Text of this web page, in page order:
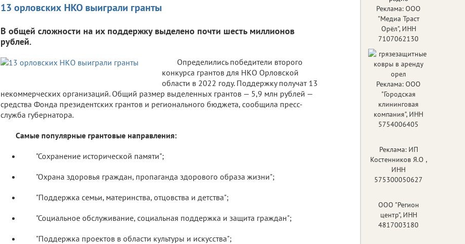
13 орловских НКО выиграли гранты
В общей сложности на их поддержку выделено почти шесть миллионов
рублей.
Определились победители второго
конкурса грантов для НКО Орловской
области в 2022 году. Поддержку получат 13
некоммерческих организаций. Общий размер выделенных грантов — 5,9 млн рублей —
средства Фонда президентских грантов и регионального бюджета, сообщила пресс-
служба губернатора.
Самые популярные грантовые направления:
"Сохранение исторической памяти";
"Охрана здоровья граждан, пропаганда здорового образа жизни";
"Поддержка семьи, материнства, отцовства и детства";
"Социальное обслуживание, социальная поддержка и защита граждан";
"Поддержка проектов в области культуры и искусства";
Реклама: ООО
"Медиа Траст
Орёл", ИНН
7107062130
Реклама: ООО
"Городская
клининговая
компания", ИНН
5754006405
Реклама: ИП
Костенников Я.О ,
ИНН
575300050627
ООО "Регион
центр", ИНН
4817003180